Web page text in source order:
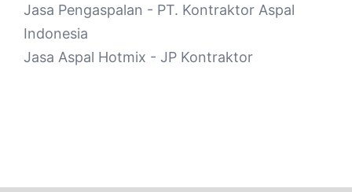
Jasa Pengaspalan - PT. Kontraktor Aspal
Indonesia
Jasa Aspal Hotmix - JP Kontraktor